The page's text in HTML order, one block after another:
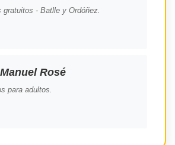
gratuitos - Batlle y Ordóñez.
Rosé
para adultos.